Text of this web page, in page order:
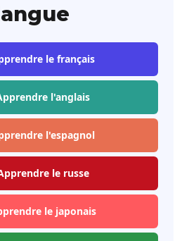
le français
l'anglais
l'espagnol
le russe
le japonais